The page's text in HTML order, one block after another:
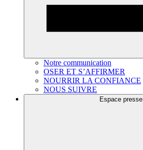
Notre communication
OSER ET S’AFFIRMER
NOURRIR LA CONFIANCE
NOUS SUIVRE
Espace presse